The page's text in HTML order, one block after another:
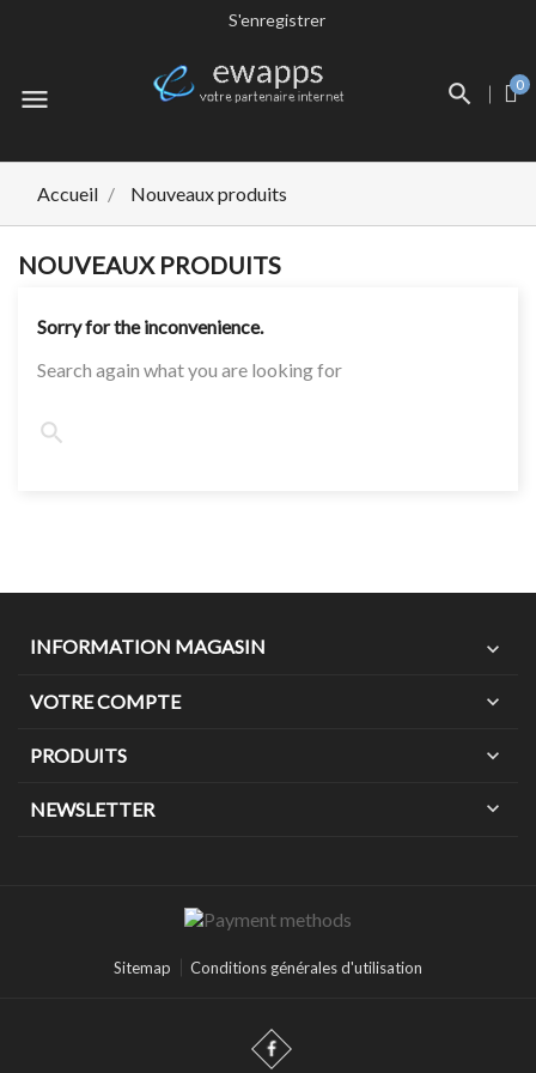
S'enregistrer
menu 0
Accueil Nouveaux produits
NOUVEAUX PRODUITS
Sorry for the inconvenience.
Search again what you are looking for
INFORMATION MAGASIN expand_more
VOTRE COMPTE expand_more
PRODUITS expand_more
NEWSLETTER expand_more
Sitemap Conditions générales d'utilisation